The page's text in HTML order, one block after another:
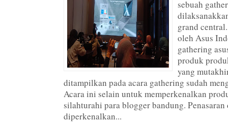
sebuah
grand
oleh Asus
gathering
produk
yang
ditampilkan pada acara gathering sudah
Acara ini selain untuk memperkenalkan
silahturahi para blogger bandung.
diperkenalkan...